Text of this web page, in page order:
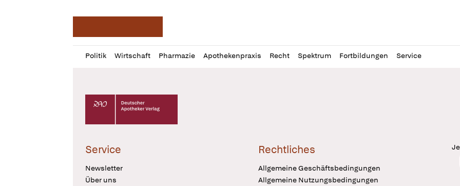
Politik Wirtschaft Pharmazie Apothekenpraxis Recht Spektrum Fortbildungen Service
Profil
öffnen
Daz
Pur
Deutscher Apotheker Verlag Logo
Service
Newsletter
Über uns
Rechtliches
Allgemeine Geschäftsbedingungen
Allgemeine Nutzungsbedingungen